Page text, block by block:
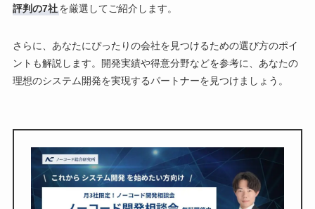
評判の7社を厳選してご紹介します。
さらに、あなたにぴったりの会社を見つけるための選び方のポイ
ントも解説します。開発実績や得意分野などを参考に、あなたの
理想のシステム開発を実現するパートナーを見つけましょう。